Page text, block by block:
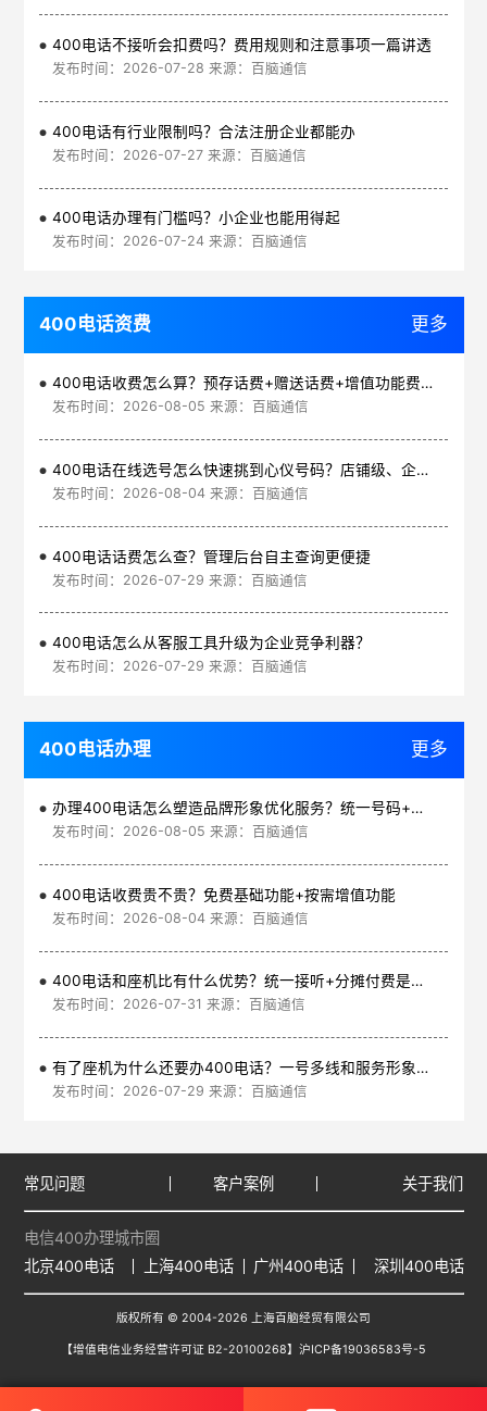
400电话不接听会扣费吗？费用规则和注意事项一篇讲透
发布时间：2026-07-28 来源：百脑通信
400电话有行业限制吗？合法注册企业都能办
发布时间：2026-07-27 来源：百脑通信
400电话办理有门槛吗？小企业也能用得起
发布时间：2026-07-24 来源：百脑通信
400电话资费 更多
400电话收费怎么算？预存话费+赠送话费+增值功能费透明实惠
发布时间：2026-08-05 来源：百脑通信
400电话在线选号怎么快速挑到心仪号码？店铺级、企业级、集团级一次看清
发布时间：2026-08-04 来源：百脑通信
400电话话费怎么查？管理后台自主查询更便捷
发布时间：2026-07-29 来源：百脑通信
400电话怎么从客服工具升级为企业竞争利器？
发布时间：2026-07-29 来源：百脑通信
400电话办理 更多
办理400电话怎么塑造品牌形象优化服务？统一号码+智能管理平台
发布时间：2026-08-05 来源：百脑通信
400电话收费贵不贵？免费基础功能+按需增值功能
发布时间：2026-08-04 来源：百脑通信
400电话和座机比有什么优势？统一接听+分摊付费是核心
发布时间：2026-07-31 来源：百脑通信
有了座机为什么还要办400电话？一号多线和服务形象是核心
发布时间：2026-07-29 来源：百脑通信
常见问题 客户案例 关于我们
电信400办理城市圈
北京400电话
上海400电话 广州400电话 深圳400电话
版权所有 © 2004-2026 上海百脑经贸有限公司
【增值电信业务经营许可证 B2-20100268】 沪ICP备19036583号-5